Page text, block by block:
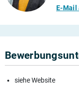
E-Mail
siehe Website